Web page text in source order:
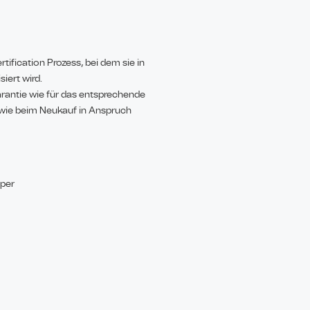
Prozess, bei dem sie in
wird.
wie für das entsprechende
beim Neukauf in Anspruch